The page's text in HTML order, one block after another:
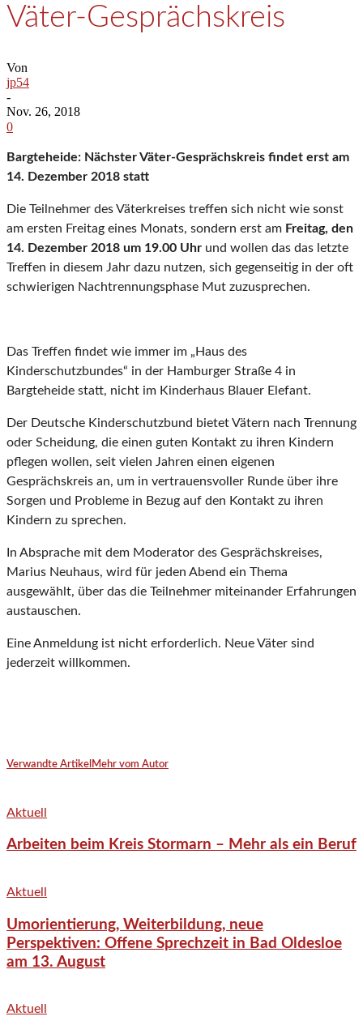
Väter-Gesprächskreis
Von
jp54
-
Nov. 26, 2018
0
Bargteheide: Nächster Väter-Gesprächskreis findet erst am
14. Dezember 2018 statt
Die Teilnehmer des Väterkreises treffen sich nicht wie sonst
am ersten Freitag eines Monats, sondern erst am Freitag, den
14. Dezember 2018 um 19.00 Uhr und wollen das das letzte
Treffen in diesem Jahr dazu nutzen, sich gegenseitig in der oft
schwierigen Nachtrennungsphase Mut zuzusprechen.
Das Treffen findet wie immer im „Haus des
Kinderschutzbundes“ in der Hamburger Straße 4 in
Bargteheide statt, nicht im Kinderhaus Blauer Elefant.
Der Deutsche Kinderschutzbund bietet Vätern nach Trennung
oder Scheidung, die einen guten Kontakt zu ihren Kindern
pflegen wollen, seit vielen Jahren einen eigenen
Gesprächskreis an, um in vertrauensvoller Runde über ihre
Sorgen und Probleme in Bezug auf den Kontakt zu ihren
Kindern zu sprechen.
In Absprache mit dem Moderator des Gesprächskreises,
Marius Neuhaus, wird für jeden Abend ein Thema
ausgewählt, über das die Teilnehmer miteinander Erfahrungen
austauschen.
Eine Anmeldung ist nicht erforderlich. Neue Väter sind
jederzeit willkommen.
Verwandte Artikel Mehr vom Autor
Aktuell
Arbeiten beim Kreis Stormarn – Mehr als ein Beruf
Aktuell
Umorientierung, Weiterbildung, neue
Perspektiven: Offene Sprechzeit in Bad Oldesloe
am 13. August
Aktuell